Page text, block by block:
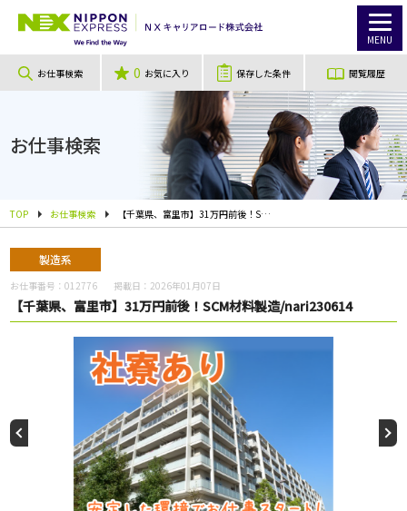
MENU
お仕事検索 0 お気に入り 保存した条件 閲覧履歴
お仕事検索
TOP お仕事検索 【千葉県、富里市】31万円前後！SCM材料製造/nari230614
製造系
お仕事番号：012776 掲載日： 2026年01月07日
【千葉県、富里市】31万円前後！SCM材料製造/nari230614